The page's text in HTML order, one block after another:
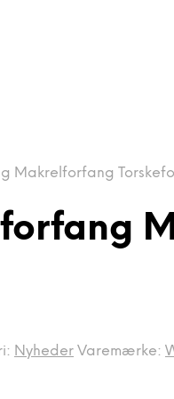
Makrelforfang
Nyheder Varemærke: